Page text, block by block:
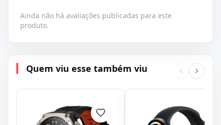
Ainda não há avaliações publicadas para este
produto.
Quem viu esse também viu